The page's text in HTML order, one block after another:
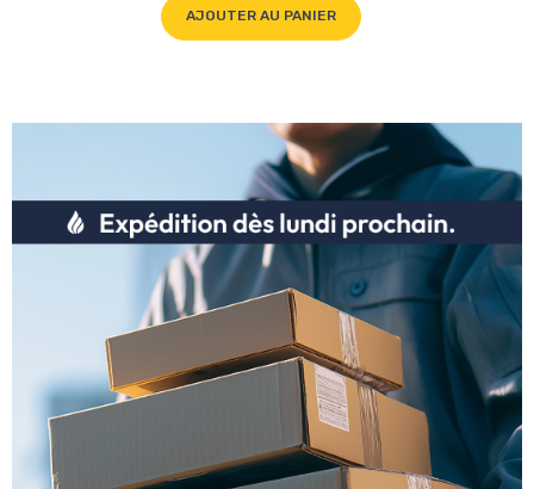
AJOUTER AU PANIER